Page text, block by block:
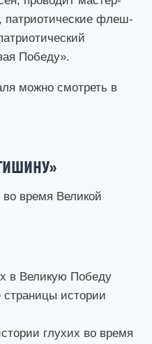
патриотические флеш-
Победу».
можно смотреть в
время Великой
в Великую Победу
истории
глухих во время